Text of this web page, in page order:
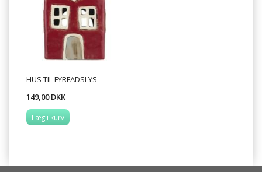
HUS TIL FYRFADSLYS
149,00 DKK
Læg i kurv